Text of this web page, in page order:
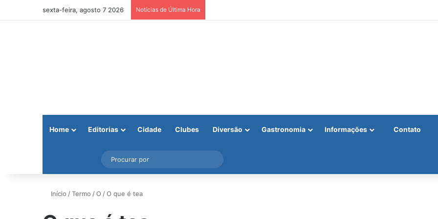
sexta-feira, agosto 7 2026 Notícias de Última Hora
Home Editorias Cidade Clubes Diversão Gastronomia Informações Contato
Instagram
Barra Lateral
por
Início /Termo /O /O que é tea